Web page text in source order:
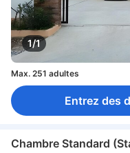
1/1
Max. 251 adultes
Entrez des
Chambre Standard